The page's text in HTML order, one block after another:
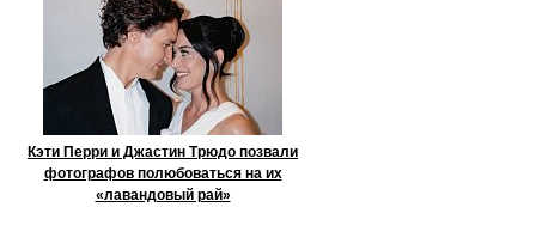
Кэти Перри и Джастин Трюдо позвали
фотографов полюбоваться на их
«лавандовый рай»